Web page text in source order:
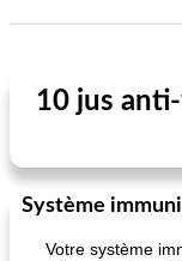
10 jus
Système
Votre système